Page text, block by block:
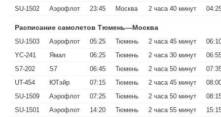
SU-1502
Аэрофлот 23:45 Москва 2 часа 40 минут
Расписание самолетов Тюмень—Москва
SU-1503 Аэрофлот 05:25 Тюмень 2 часа 45 минут
YC-241
Ямал 06:25 Тюмень 2 часа 30 минут
S7-202
S7 06:45 Тюмень 2 часа 50 минут
UT-454
ЮТэйр 07:15 Тюмень 2 часа 45 минут
SU-1509
Аэрофлот 07:25 Тюмень 2 часа 50 минут
SU-1501
Аэрофлот 14:20 Тюмень 2 часа 55 минут